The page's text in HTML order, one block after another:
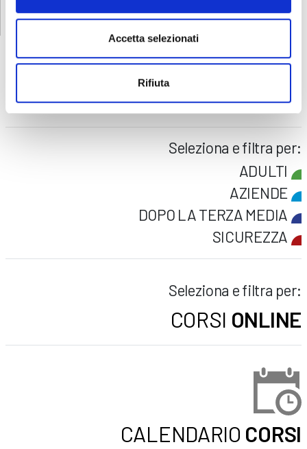
Accetta selezionati
Rifiuta
FORMAZIONEE CORSI
Seleziona e filtra per:
ADULTI
AZIENDE
DOPO LA TERZA MEDIA
SICUREZZA
Seleziona e filtra per:
CORSI ONLINE
CALENDARIO CORSI